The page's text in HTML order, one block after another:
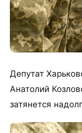
Депутат
Анатолий
затянется